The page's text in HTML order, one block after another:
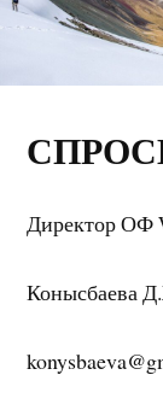
Директор ОФ
Конысбаева